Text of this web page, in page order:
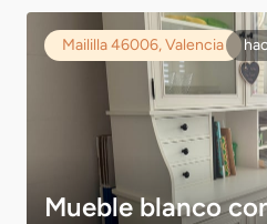
Maililla 46006, Valencia
Mueble blanco